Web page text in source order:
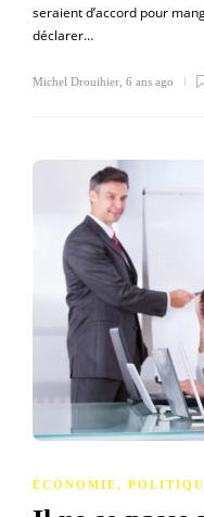
seraient d’accord pour
déclarer…
Michel Drouihier 6 ans ago
ÉCONOMIE,